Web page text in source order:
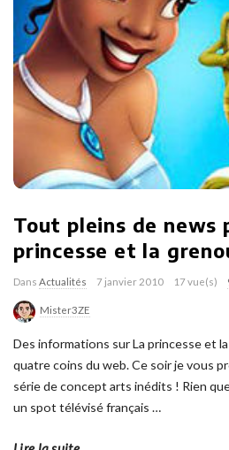
Tout pleins de news
princesse et la
Dans Actualités 7 janvier 2010 17 vue(s)
Mister3ZE
Des informations sur La princesse et
quatre coins du web. Ce soir je vous
série de concept arts inédits ! Rien
un spot télévisé français …